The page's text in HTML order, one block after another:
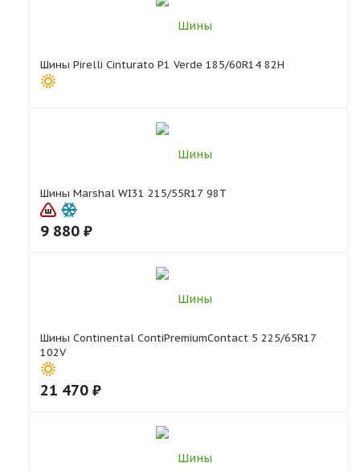
Шины Pirelli Cinturato P1 Verde 185/60R14 82H
Шины Marshal WI31 215/55R17 98T
9 880 ₽
Шины Continental ContiPremiumContact 5 225/65R17
102V
21 470 ₽